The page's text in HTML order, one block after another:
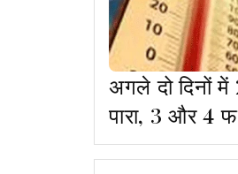
अगले दो दिनों में
पारा, 3 और 4